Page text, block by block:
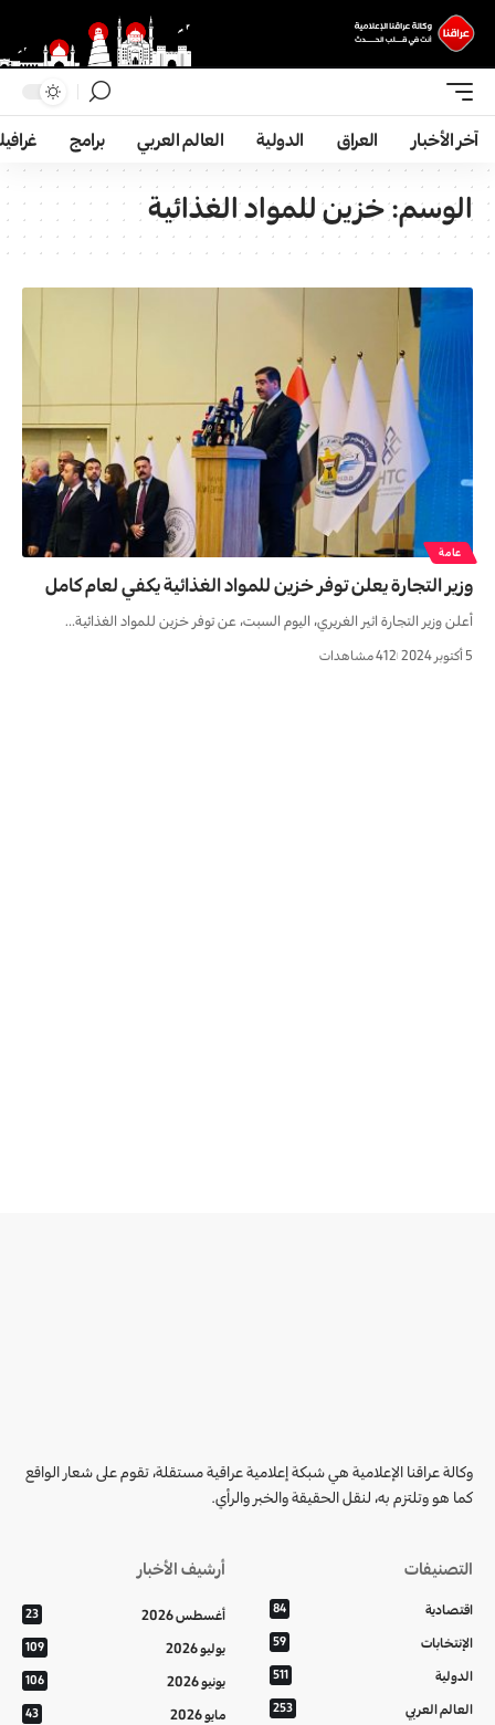
آخر الأخبار العراق الدولية العالم العربي برامج
الوسم:خزين للمواد الغذائية
عامة
وزير التجارة يعلن توفر خزين للمواد الغذائية يكفي لعام كامل
أعلن وزير التجارة اثير الغريري، اليوم السبت، عن توفر خزين للمواد الغذائية…
5 أكتوبر 2024 412 مشاهدات
وكالة عراقنا الإعلامية هي شبكة إعلامية عراقية مستقلة، تقوم على شعار الواقع
كما هو وتلتزم به، لنقل الحقيقة والخبر والرأي.
التصنيفات
اقتصادية 84
الإنتخابات 59
الدولية 511
العالم العربي 253
أرشيف الأخبار
أغسطس 2026 23
يوليو 2026 109
يونيو 2026 106
مايو 2026 43